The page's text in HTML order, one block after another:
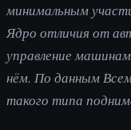
минимальным
Ядро отличия от
управление
нём. По данным
такого типа